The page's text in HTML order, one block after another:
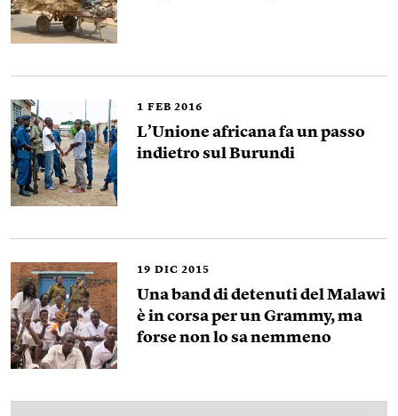
1 FEB 2016
L’Unione africana fa un passo
indietro sul Burundi
19 DIC 2015
Una band di detenuti del Malawi
è in corsa per un Grammy, ma
forse non lo sa nemmeno